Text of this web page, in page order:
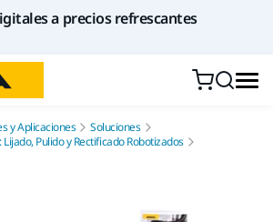
a precios refrescantes
y Aplicaciones
Soluciones
Pulido y Rectificado Robotizados